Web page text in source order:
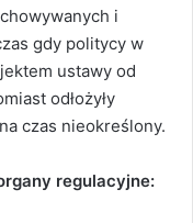
i
gdy politycy w
ustawy od
odłożyły
czas nieokreślony.
regulacyjne: